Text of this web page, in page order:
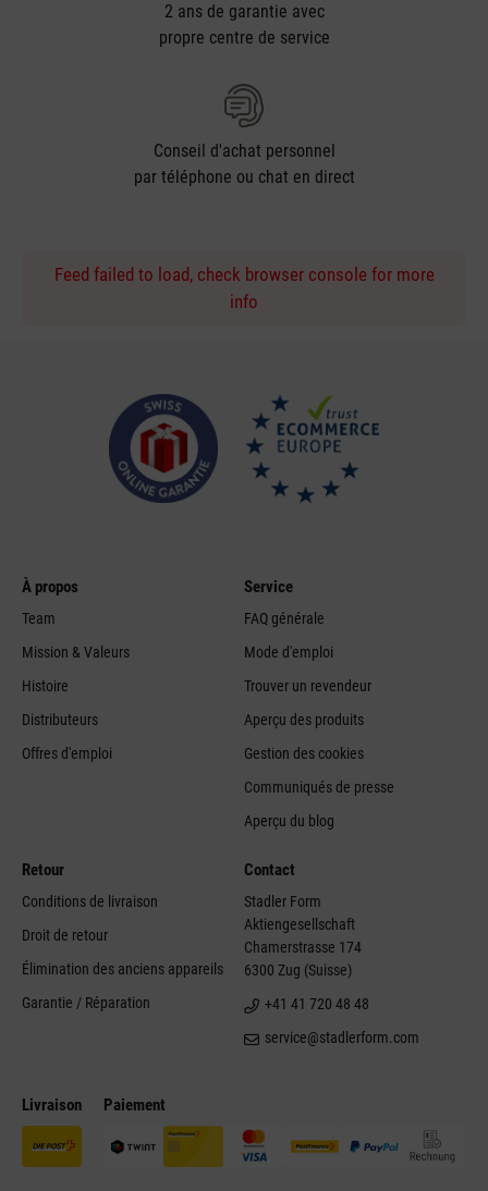
2 ans de garantie avec
propre centre de service
Conseil d'achat personnel
par téléphone ou chat en direct
Feed failed to load, check browser console for more
info
Livraison Paiement
À propos
Team
Mission & Valeurs
Histoire
Distributeurs
Offres d'emploi
Service
FAQ générale
Mode d'emploi
Trouver un revendeur
Aperçu des produits
Gestion des cookies
Communiqués de presse
Aperçu du blog
Retour
Conditions de livraison
Droit de retour
Élimination des anciens appareils
Garantie / Réparation
Contact
Stadler Form
Aktiengesellschaft
Chamerstrasse 174
6300 Zug (Suisse)
+41 41 720 48 48
service@stadlerform.com